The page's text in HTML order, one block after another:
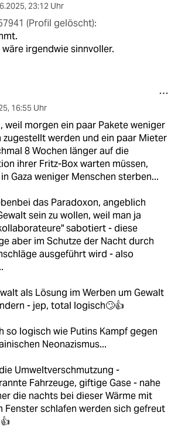
, 23:12 Uhr
(Profil gelöscht):
wäre irgendwie sinnvoller.
, 16:55 Uhr
weil morgen ein paar Pakete weniger
zugestellt werden und ein paar Mieter
8 Wochen länger auf die
ihrer Fritz-Box warten müssen,
Gaza weniger Menschen sterben...
das Paradoxon, angeblich
sein zu wollen, weil man ja
sabotiert - diese
aber im Schutze der Nacht durch
ausgeführt wird - also
als Lösung im Werben um Gewalt
- jep, total logisch🙄👍
so logisch wie Putins Kampf gegen
Neonazismus...
Umweltverschmutzung -
Fahrzeuge, giftige Gase - nahe
die nachts bei dieser Wärme mit
Fenster schlafen werden sich gefreut